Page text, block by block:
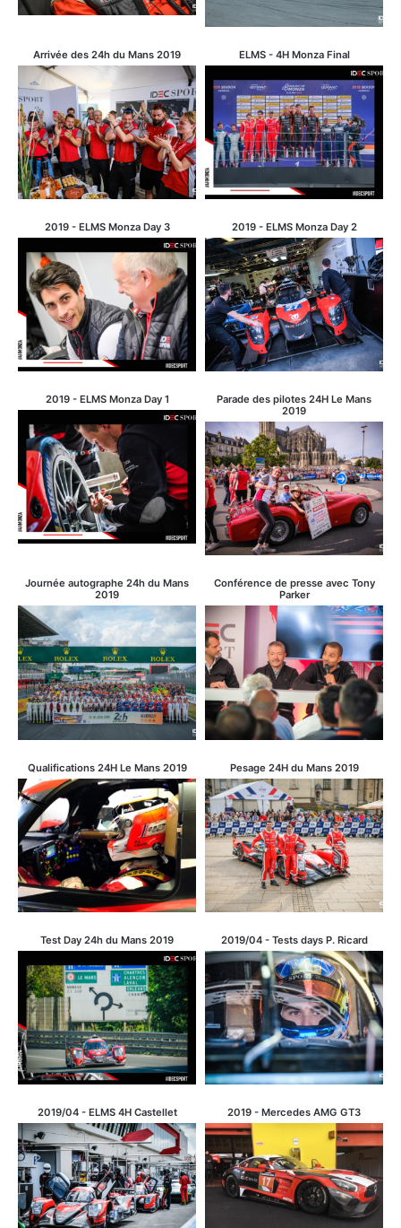
Arrivée des 24h du Mans 2019 ELMS - 4H Monza Final
2019 - ELMS Monza Day 3 2019 - ELMS Monza Day 2
2019 - ELMS Monza Day 1
Parade des pilotes 24H Le Mans
2019
Journée autographe 24h du Mans
2019
Conférence de presse avec Tony
Parker
Qualifications 24H Le Mans 2019 Pesage 24H du Mans 2019
Test Day 24h du Mans 2019 2019/04 - Tests days P. Ricard
2019/04 - ELMS 4H Castellet 2019 - Mercedes AMG GT3